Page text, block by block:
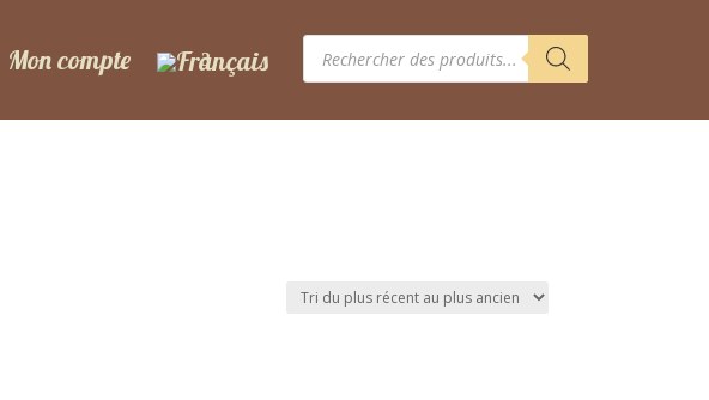
Mon compte
Recherche
produits